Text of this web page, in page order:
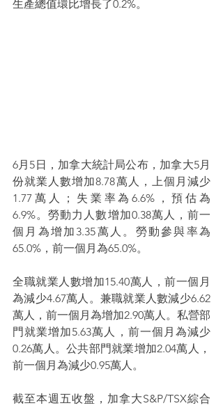
生產總值環比增長了0.2%。
6月5日，加拿大統計局公布，加拿大5月
份就業人數增加8.78萬人，上個月減少
1.77萬人；失業率為6.6%，預估為
6.9%。勞動力人數增加0.38萬人，前一
個月為增加3.35萬人。勞動參與率為
65.0%，前一個月為65.0%。
全職就業人數增加15.40萬人，前一個月
為減少4.67萬人。兼職就業人數減少6.62
萬人，前一個月為增加2.90萬人。私營部
門就業增加5.63萬人，前一個月為減少
0.26萬人。公共部門就業增加2.04萬人，
前一個月為減少0.95萬人。
截至本週五收盤，加拿大S&P/TSX綜合